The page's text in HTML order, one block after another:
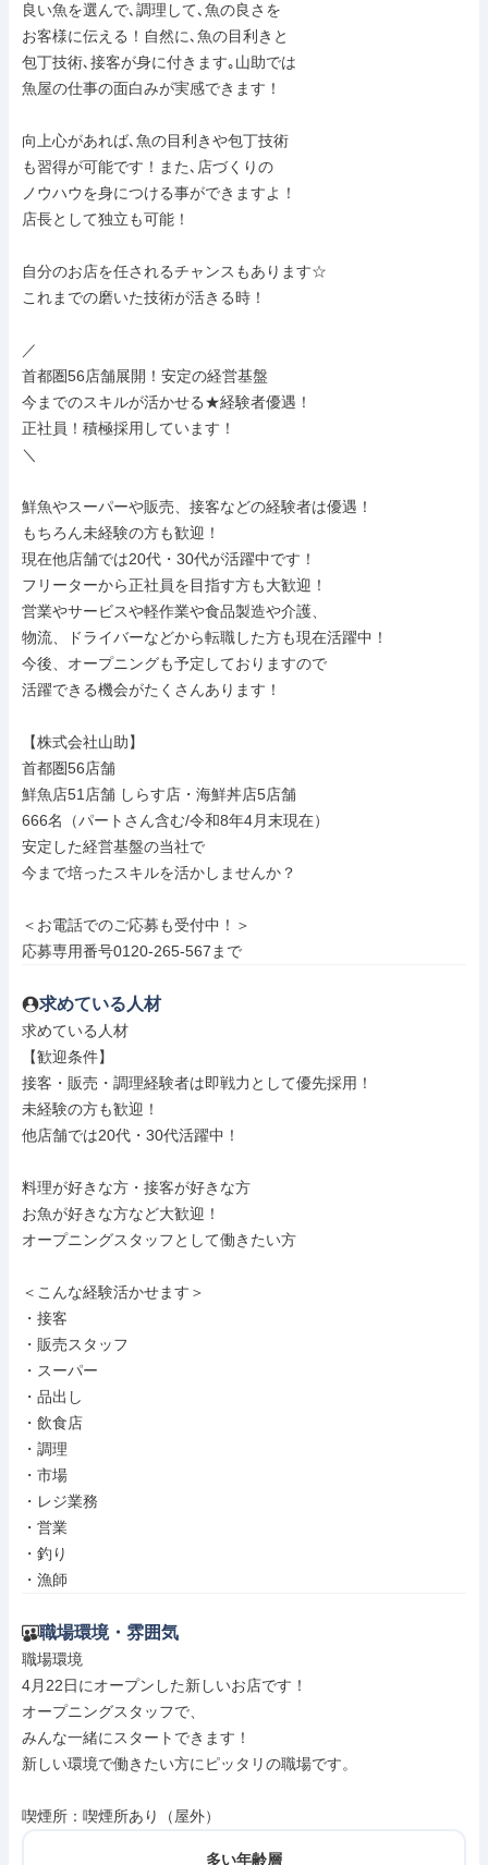
良い魚を選んで､調理して､魚の良さを
お客様に伝える！自然に､魚の目利きと
包丁技術､接客が身に付きます｡山助では
魚屋の仕事の面白みが実感できます！
向上心があれば､魚の目利きや包丁技術
も習得が可能です！また､店づくりの
ノウハウを身につける事ができますよ！
店長として独立も可能！
自分のお店を任されるチャンスもあります☆
これまでの磨いた技術が活きる時！
／
首都圏56店舗展開！安定の経営基盤
今までのスキルが活かせる★経験者優遇！
正社員！積極採用しています！
＼
鮮魚やスーパーや販売、接客などの経験者は優遇！
もちろん未経験の方も歓迎！
現在他店舗では20代・30代が活躍中です！
フリーターから正社員を目指す方も大歓迎！
営業やサービスや軽作業や食品製造や介護、
物流、ドライバーなどから転職した方も現在活躍中！
今後、オープニングも予定しておりますので
活躍できる機会がたくさんあります！
【株式会社山助】
首都圏56店舗
鮮魚店51店舗 しらす店・海鮮丼店5店舗
666名（パートさん含む/令和8年4月末現在）
安定した経営基盤の当社で
今まで培ったスキルを活かしませんか？
＜お電話でのご応募も受付中！＞
応募専用番号0120-265-567まで
求めている人材
求めている人材
【歓迎条件】
接客・販売・調理経験者は即戦力として優先採用！
未経験の方も歓迎！
他店舗では20代・30代活躍中！
料理が好きな方・接客が好きな方
お魚が好きな方など大歓迎！
オープニングスタッフとして働きたい方
＜こんな経験活かせます＞
・接客
・販売スタッフ
・スーパー
・品出し
・飲食店
・調理
・市場
・レジ業務
・営業
・釣り
・漁師
職場環境・雰囲気
職場環境
4月22日にオープンした新しいお店です！
オープニングスタッフで、
みんな一緒にスタートできます！
新しい環境で働きたい方にピッタリの職場です。
喫煙所：喫煙所あり（屋外）
多い年齢層